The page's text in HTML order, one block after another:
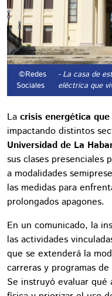
©Redes
Sociales
- La casa de
eléctrica que
La crisis energética
impactando distintos
Universidad de La
sus clases presenciales
a modalidades
las medidas para
prolongados apagones.
En un comunicado, la
las actividades
que se extenderá la
carreras y programas
Se instruyó evaluar